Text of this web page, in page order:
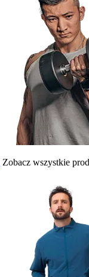
Zobacz wszystkie